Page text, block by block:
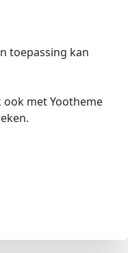
toepassing kan
met Yootheme